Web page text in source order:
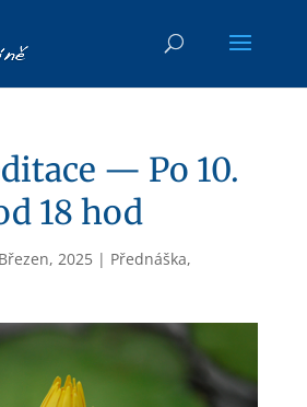
— Po 10.
18 hod
2025| Přednáška,